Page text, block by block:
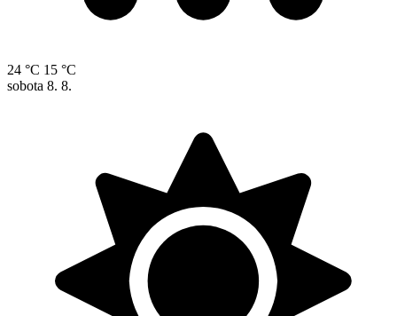
24 °C 15 °C
sobota 8. 8.